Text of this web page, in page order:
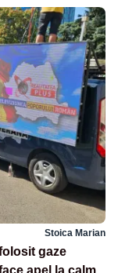
Stoica Marian
gaze